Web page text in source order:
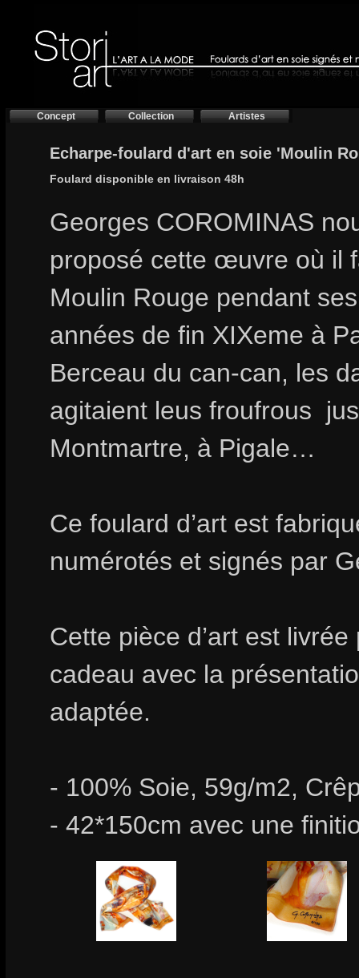
Concept Collection Artistes
Echarpe-foulard d'art en soie 'Moulin
Foulard disponible en livraison 48h
Georges COROMINAS
proposé cette œuvre où il
Moulin Rouge pendant
années de fin XIXeme à
Berceau du can-can, les
agitaient leus froufrous
Montmartre, à Pigale…
Ce foulard d’art est
numérotés et signés par
Cette pièce d’art est
cadeau avec la
adaptée.
- 100% Soie, 59g/m2,
- 42*150cm avec une